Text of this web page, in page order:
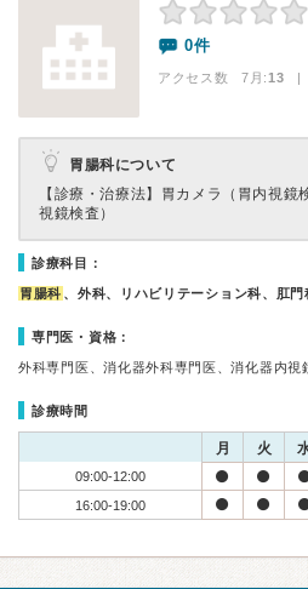
0件
アクセス数 7月:13 |
胃腸科について
【診療・治療法】 胃カメラ（胃内視鏡
視鏡検査）
診療科目：
胃腸科 、外科、リハビリテーション科、肛門
専門医・資格：
外科専門医、消化器外科専門医、消化器内視
診療時間
月 火
09:00-12:00
16:00-19:00